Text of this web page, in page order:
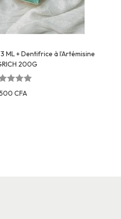
ML + Dentifrice à l’Artémisine
200G
CFA